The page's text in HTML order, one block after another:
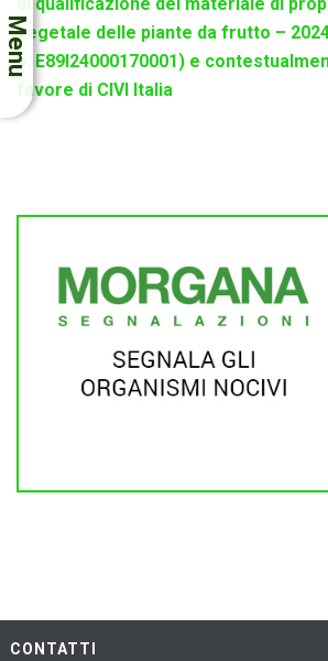
Menuvegetale delle piante da frutto –
n. E89I24000170001) e
favore di CIVI Italia
CONTATTI